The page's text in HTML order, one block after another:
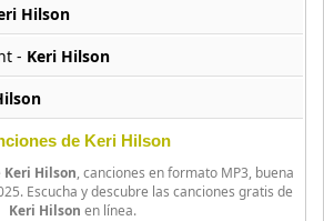
Hilson
- Keri Hilson
Hilson de Keri Hilson
Keri Hilson, canciones en formato MP3, buena
Escucha y descubre las canciones gratis de
Keri Hilson en línea.